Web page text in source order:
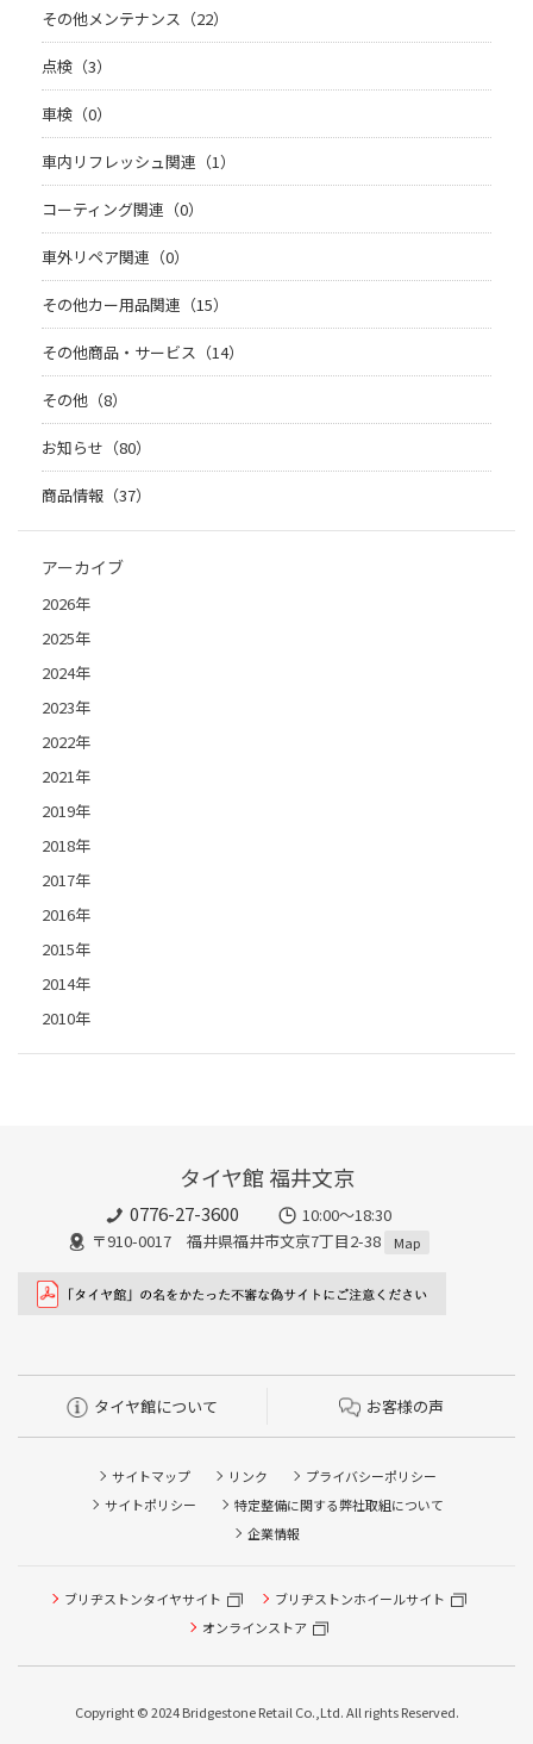
その他メンテナンス（22）
点検（3）
車検（0）
車内リフレッシュ関連（1）
コーティング関連（0）
車外リペア関連（0）
その他カー用品関連（15）
その他商品・サービス（14）
その他（8）
お知らせ（80）
商品情報（37）
アーカイブ
2026年
2025年
2024年
2023年
2022年
2021年
2019年
2018年
2017年
2016年
2015年
2014年
2010年
タイヤ館 福井文京
0776-27-3600
10:00～18:30
〒910-0017 福井県福井市文京7丁目2-38
Map
タイヤ館について お客様の声
サイトマップ リンク
プライバシーポリシー
サイトポリシー
特定整備に関する弊社取組について
企業情報
ブリヂストンタイヤサイト
ブリヂストンホイールサイト
オンラインストア
Copyright © 2024 Bridgestone Retail Co.,Ltd. All rights Reserved.
タイヤ点検・安全点検/タイヤ履き替え/オイル交換/その他